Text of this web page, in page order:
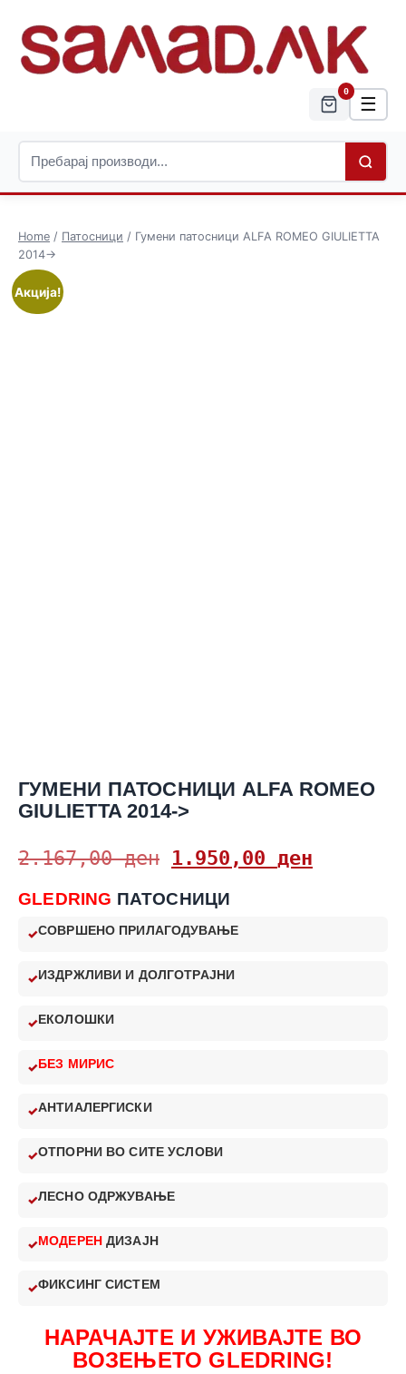
0
☰
Home / Патосници / Гумени патосници ALFA ROMEO GIULIETTA
2014->
Акција!
ГУМЕНИ ПАТОСНИЦИ ALFA ROMEO
GIULIETTA 2014->
2.167,00ден 1.950,00 ден
GLEDRING ПАТОСНИЦИ
СОВРШЕНО ПРИЛАГОДУВАЊЕ
ИЗДРЖЛИВИ И ДОЛГОТРАЈНИ
ЕКОЛОШКИ
БЕЗ МИРИС
АНТИАЛЕРГИСКИ
ОТПОРНИ ВО СИТЕ УСЛОВИ
ЛЕСНО ОДРЖУВАЊЕ
МОДЕРЕНДИЗАЈН
ФИКСИНГ СИСТЕМ
НАРАЧАЈТЕ И УЖИВАЈТЕ ВО
ВОЗЕЊЕТО GLEDRING!